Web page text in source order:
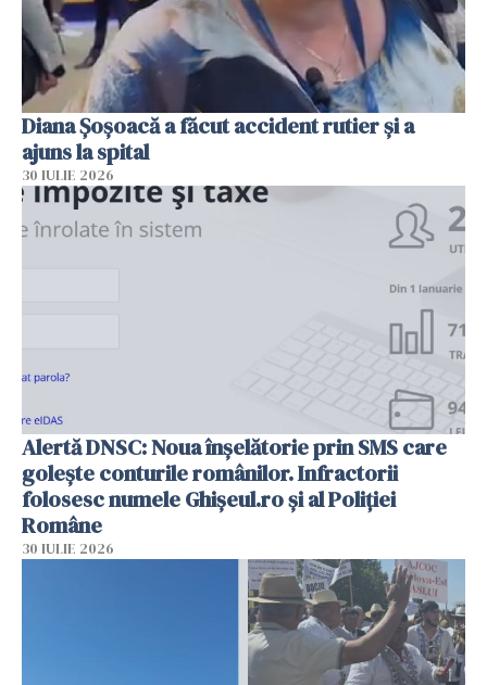
Diana Șoșoacă a făcut accident rutier și a
ajuns la spital
30 IULIE 2026
Alertă DNSC: Noua înșelătorie prin SMS care
golește conturile românilor. Infractorii
folosesc numele Ghișeul.ro și al Poliției
Române
30 IULIE 2026